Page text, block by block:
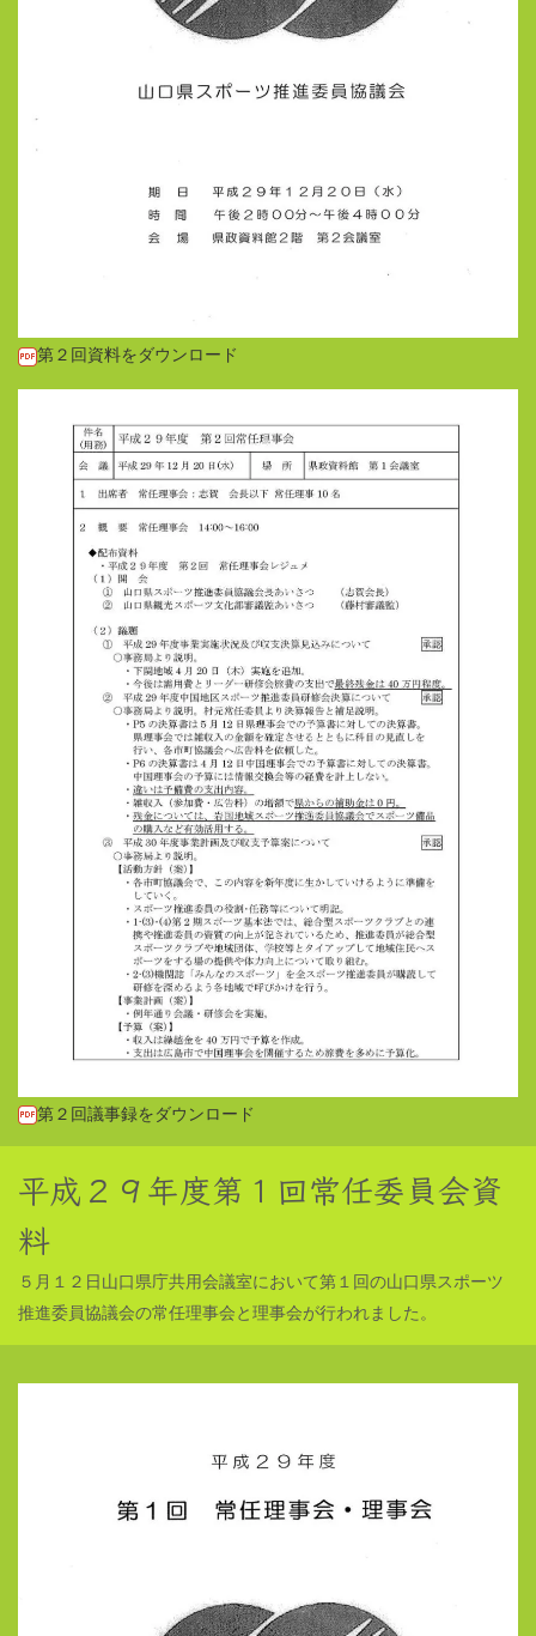
第２回資料をダウンロード
第２回議事録をダウンロード
平成２９年度第１回常任委員会資
料
５月１２日山口県庁共用会議室において第１回の山口県スポーツ
推進委員協議会の常任理事会と理事会が行われました。